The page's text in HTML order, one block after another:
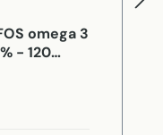
omega 3
- 120